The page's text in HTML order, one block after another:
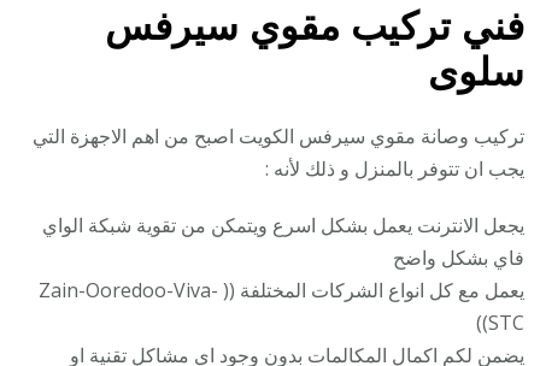
فني تركيب مقوي سيرفس
سلوى
تركيب وصانة مقوي سيرفس الكويت اصبح من اهم الاجهزة التي
يجب ان تتوفر بالمنزل و ذلك لأنه :
يجعل الانترنت يعمل بشكل اسرع ويتمكن من تقوية شبكة الواي
فاي بشكل واضح
يعمل مع كل انواع الشركات المختلفة (( Zain-Ooredoo-Viva-
STC))
يضمن لكم اكمال المكالمات بدون وجود اي مشاكل تقنية او